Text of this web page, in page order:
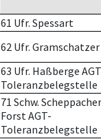
61 Ufr. Spessart
62 Ufr. Gramschatzer
63 Ufr. Haßberge
Toleranzbelegstelle
71 Schw. Scheppacher
Forst AGT-
Toleranzbelegstelle